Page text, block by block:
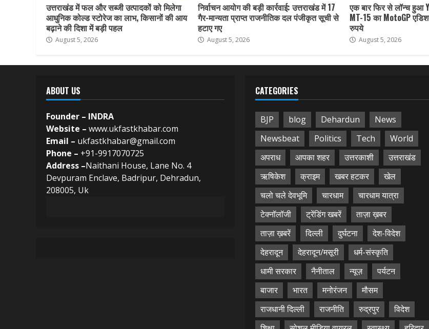
उत्तराखंड में फल और सब्जी उत्पादकों को मिलेगा
आधुनिक कोल्ड स्टोरेज का लाभ, किसानों की आय
बढ़ाने की दिशा में बड़ी पहल
August 5, 2026
निर्वाचन आयोग की बड़ी कार्रवाई: उत्तराखंड में 17
गैर-मान्यता प्राप्त राजनीतिक दल पंजीकृत सूची से
हटाए गए
August 5, 2026
एक बार फिर से लॉन्च हुआ
MT-15 का MotoGP
रुपये
August 5, 2026
ABOUT US
Founder – INDRA
Website – www.ukfastkhabar.com
Email – ukfastkhabar@gmail.com
Phone – +91-9917070725
Address –Naithani House, Lane No. 4
Devpuram Enclave, Badripur, Dehradun,
208005, Uk
CATEGORIES
BJP blog Dehardun
News
Newsbeat
Politics Tech
World
अपराध
आपका शहर उत्तरकाशी
उत्तराखंड
ऋषिकेश
क्राइम खबर हटकर
खेल
चलो चले देवभूमि
चारधाम
चारधाम यात्रा
टेक्नॉलॉजी
ट्रेंडिंग खबरें
ताज़ा ख़बर
ताज़ा ख़बरें
दिल्ली दुर्घटना
देश-विदेश
देहरादून
देहरादून/मसूरी
धर्म-संस्कृति
धामी सरकार
नैनीताल न्यूज़
पर्यटन
बाजार
भारत मनोरंजन
मौसम
राजधानी दिल्ली
राजनीति रुद्रपुर
विदेश